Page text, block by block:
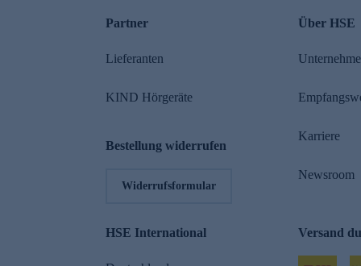
Partner
Lieferanten
KIND Hörgeräte
Bestellung widerrufen
Widerrufsformular
Über HSE
Karriere
Newsroom
HSE International Versand